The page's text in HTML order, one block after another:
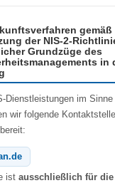
gemäß
der
Grundzüge des
in
im Sinne
wir folgende
ist ausschließlich für